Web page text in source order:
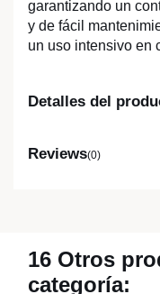
garantizando un
y de fácil
un uso intensivo en
Detalles del
Reviews(0)
16 Otros
categoría: